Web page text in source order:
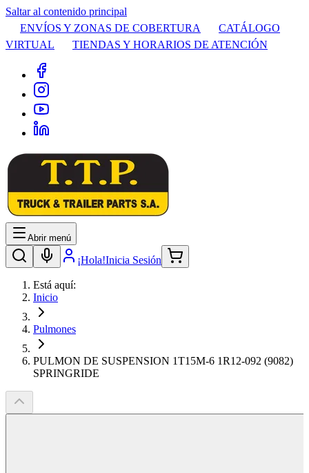
Saltar al contenido principal
ENVÍOS Y ZONAS DE COBERTURA
CATÁLOGO
VIRTUAL
TIENDAS Y HORARIOS DE ATENCIÓN
Abrir menú
¡Hola!Inicia Sesión
Está aquí:
Inicio
Pulmones
PULMON DE SUSPENSION 1T15M-6 1R12-092 (9082)
SPRINGRIDE